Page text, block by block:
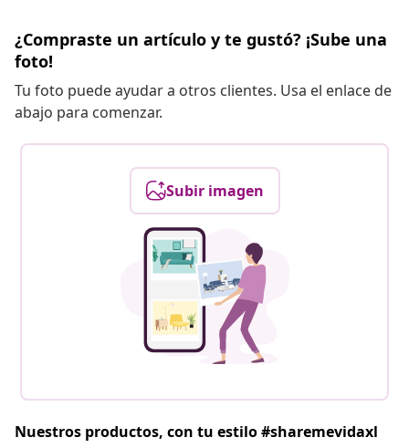
¿Compraste un artículo y te gustó? ¡Sube una
foto!
Tu foto puede ayudar a otros clientes. Usa el enlace de
abajo para comenzar.
Subir imagen
Nuestros productos, con tu estilo #sharemevidaxl